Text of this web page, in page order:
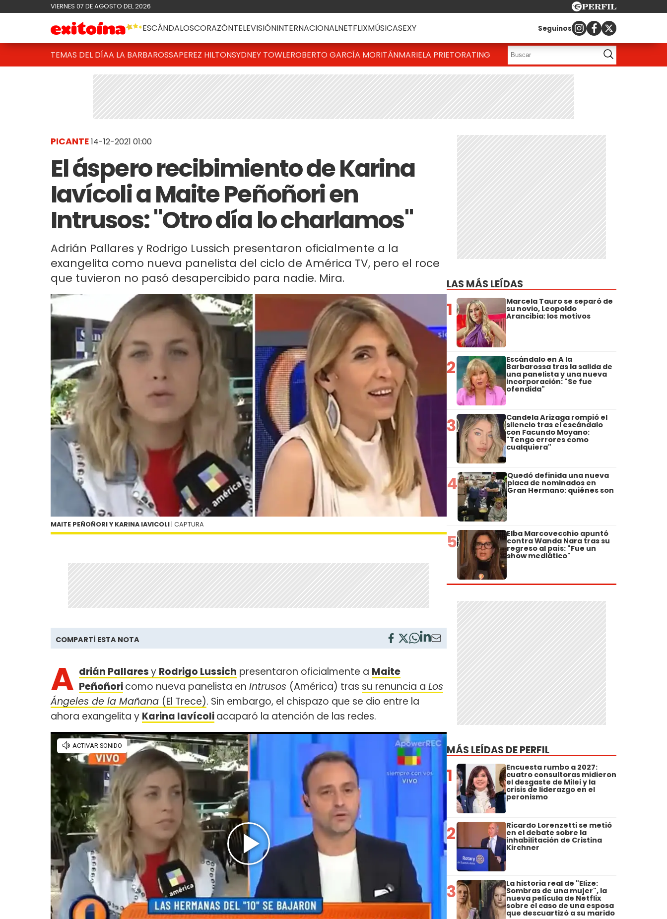
VIERNES 07 DE AGOSTO DEL 2026
ESCÁNDALOSCORAZÓNTELEVISIÓNINTERNACIONALNETFLIXMÚSICASEXY Seguinos
TEMAS DEL DÍAA LA BARBAROSSAPEREZ HILTONSYDNEY TOWLEROBERTO GARCÍA MORITÁNMARIELA PRIETORATING
PICANTE14-12-2021 01:00
El áspero recibimiento de Karina
Iavícoli a Maite Peñoñori en
Intrusos: "Otro día lo charlamos"
Adrián Pallares y Rodrigo Lussich presentaron oficialmente a la
exangelita como nueva panelista del ciclo de América TV, pero el roce
que tuvieron no pasó desapercibido para nadie. Mira.
MAITE PEÑOÑORI Y KARINA IAVICOLI | CAPTURA
COMPARTÍ ESTA NOTA
A drián Pallaresy Rodrigo Lussich presentaron oficialmente a Maite
Peñoñoricomo nueva panelista en Intrusos (América) tras su renuncia a Los
Ángeles de la Mañana (El Trece). Sin embargo, el chispazo que se dio entre la
ahora exangelita y Karina Iavícoliacaparó la atención de las redes.
LAS MÁS LEÍDAS
1 Marcela Tauro se separó de
su novio, Leopoldo
Arancibia: los motivos
2 Escándalo en A la
Barbarossa tras la salida de
una panelista y una nueva
incorporación: "Se fue
ofendida"
3 Candela Arizaga rompió el
silencio tras el escándalo
con Facundo Moyano:
"Tengo errores como
cualquiera"
4 Quedó definida una nueva
placa de nominados en
Gran Hermano: quiénes son
5 Elba Marcovecchio apuntó
contra Wanda Nara tras su
regreso al país: "Fue un
show mediático"
MÁS LEÍDAS DE PERFIL
1 Encuesta rumbo a 2027:
cuatro consultoras midieron
el desgaste de Milei y la
crisis de liderazgo en el
peronismo
2 Ricardo Lorenzetti se metió
en el debate sobre la
inhabilitación de Cristina
Kirchner
3 La historia real de "Elize:
Sombras de una mujer", la
nueva película de Netflix
sobre el caso de una esposa
que descuartizó a su marido